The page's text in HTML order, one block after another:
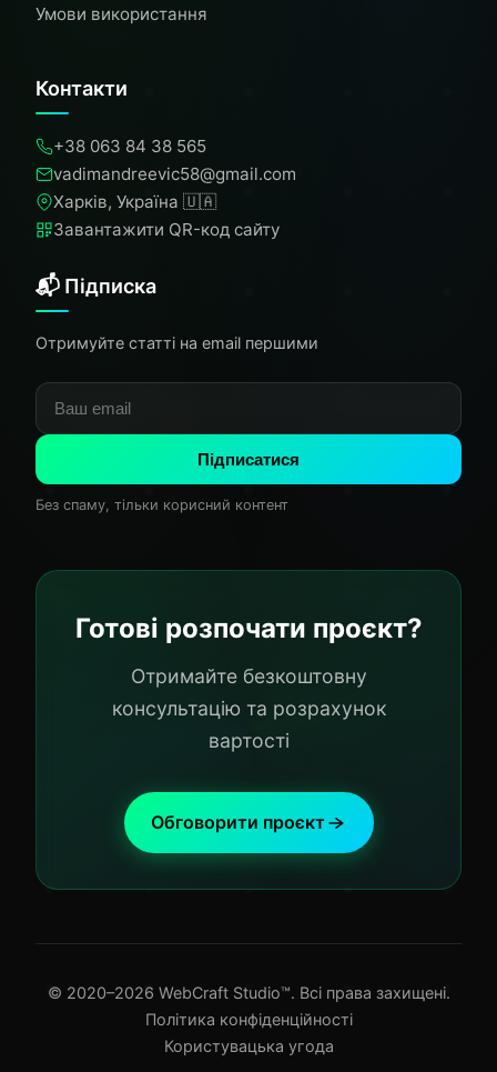
Умови використання
Контакти
+38 063 84 38 565
vadimandreevic58@gmail.com
Харків, Україна 🇺🇦
Завантажити QR-код сайту
📬 Підписка
Отримуйте статті на email першими
Підписатися
Без спаму, тільки корисний контент
Готові розпочати проєкт?
Отримайте безкоштовну
консультацію та розрахунок
вартості
Обговорити проєкт
© 2020–2026 WebCraft Studio™. Всі права захищені.
Політика конфіденційності
Користувацька угода